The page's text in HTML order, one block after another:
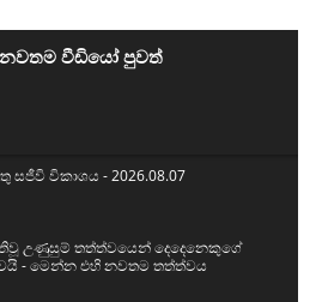
වීඩියෝ පුවත්
සජීවි විකාශය - 2026.08.07
උණුසුම් තත්ත්වයෙන් දෙදෙනෙකුගේ
- මෙන්න එහි නවතම තත්ත්වය